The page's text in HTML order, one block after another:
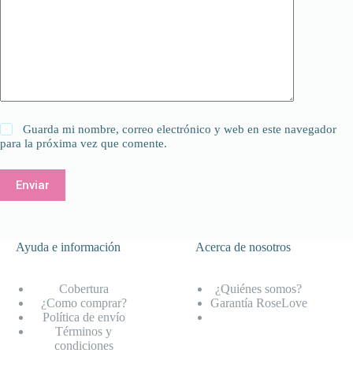
Guarda mi nombre, correo electrónico y web en este navegador
para la próxima vez que comente.
Enviar
Ayuda e información
Cobertura
¿Como comprar?
Política de envío
Términos y
condiciones
Acerca de nosotros
¿Quiénes somos?
Garantía RoseLove